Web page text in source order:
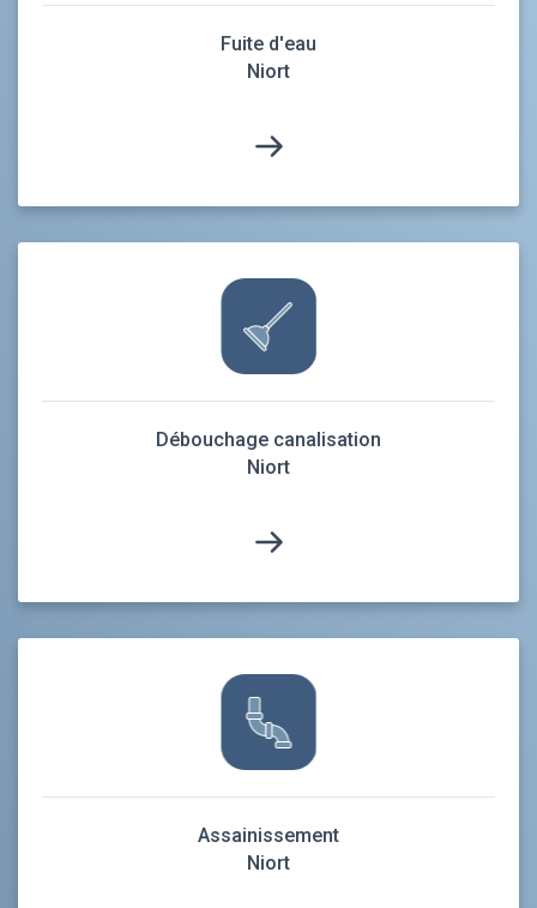
Fuite d'eau
Niort
Débouchage canalisation
Niort
Assainissement
Niort